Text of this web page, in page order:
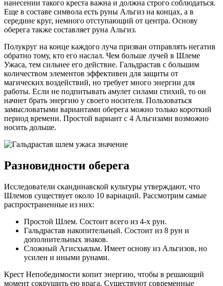
нанесении такого креста важна и должна строго соблюдаться.
Еще в составе символа есть руны Альгиз на концах, а в
середине круг, немного отступающий от центра. Основу
оберега также составляет руна Альгиз.
Полукруг на конце каждого луча призван отправлять негатив
обратно тому, кто его наслал. Чем больше лучей в Шлеме
Ужаса, тем сильнее его действие. Гальдрастав с большим
количеством элементов эффективен для защиты от
магических воздействий, но требует много энергии для
работы. Если не подпитывать амулет силами стихий, то он
начнет брать энергию у своего носителя. Пользоваться
замысловатыми вариантами оберега можно только короткий
период времени. Простой вариант с 4 Альгизами возможно
носить дольше.
Разновидности оберега
Исследователи скандинавской культуры утверждают, что
Шлемов существует около 10 вариаций. Рассмотрим самые
распространенные из них:
Простой Шлем. Состоит всего из 4-х рун.
Гальдрастав накопительный. Состоит из 8 рун и
дополнительных знаков.
Сложный Агисхьяльм. Имеет основу из Альгизов, но
усилен и иными рунами.
Крест Непобедимости копит энергию, чтобы в решающий
момент сокрушить ею врага. Существуют современные